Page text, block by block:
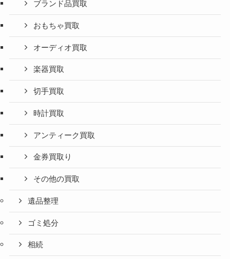
ブランド品買取
おもちゃ買取
オーディオ買取
楽器買取
切手買取
時計買取
アンティーク買取
金券買取り
その他の買取
遺品整理
ゴミ処分
相続